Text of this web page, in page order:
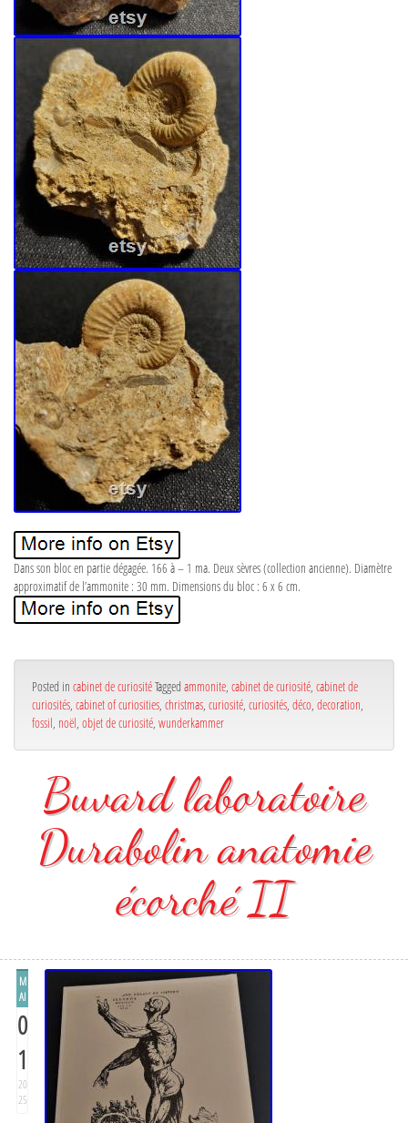
Dans son bloc en partie dégagée. 166 à – 1 ma. Deux sèvres (collection ancienne). Diamètre
approximatif de l’ammonite : 30 mm. Dimensions du bloc : 6 x 6 cm.
Posted in cabinet de curiositéTagged ammonite, cabinet de curiosité, cabinet de
curiosités, cabinet of curiosities, christmas, curiosité, curiosités, déco, decoration,
fossil, noël, objet de curiosité, wunderkammer
Buvard laboratoire
Durabolin anatomie
écorché II
M
AI
0
1
20
25